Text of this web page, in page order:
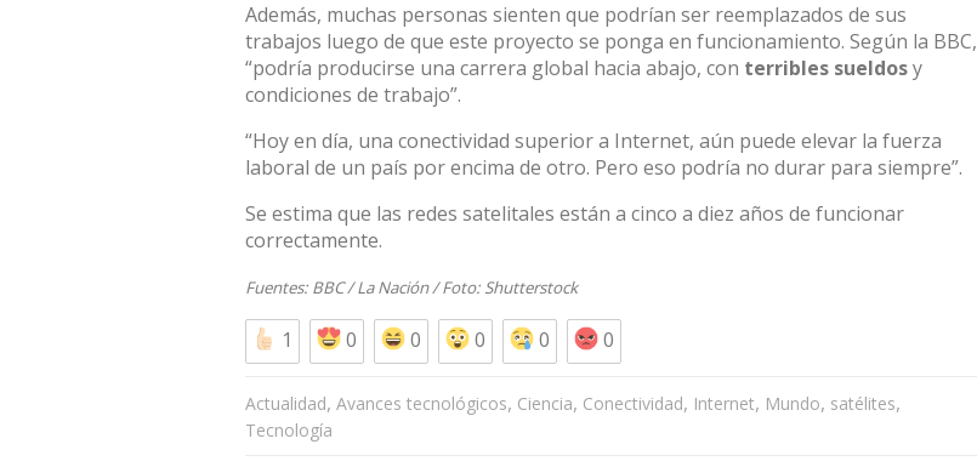
Además, muchas personas sienten que podrían ser reemplazados de sus
trabajos luego de que este proyecto se ponga en funcionamiento. Según la BBC,
“podría producirse una carrera global hacia abajo, con terribles sueldosy
condiciones de trabajo”.
“Hoy en día, una conectividad superior a Internet, aún puede elevar la fuerza
laboral de un país por encima de otro. Pero eso podría no durar para siempre”.
Se estima que las redes satelitales están a cinco a diez años de funcionar
correctamente.
Fuentes: BBC/La Nación/ Foto: Shutterstock
1 0 0 0 0 0
Actualidad, Avances tecnológicos, Ciencia, Conectividad, Internet, Mundo, satélites,
Tecnología